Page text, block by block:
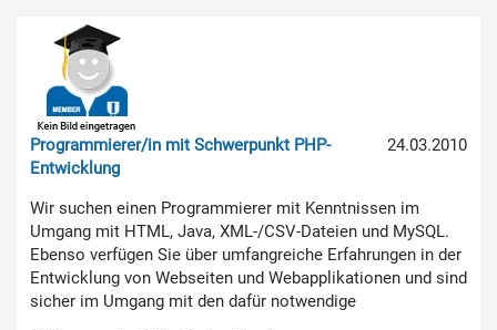
24.03.2010
Programmierer/in mit Schwerpunkt PHP-
Entwicklung
Wir suchen einen Programmierer mit Kenntnissen im
Umgang mit HTML, Java, XML-/CSV-Dateien und MySQL.
Ebenso verfügen Sie über umfangreiche Erfahrungen in der
Entwicklung von Webseiten und Webapplikationen und sind
sicher im Umgang mit den dafür notwendige